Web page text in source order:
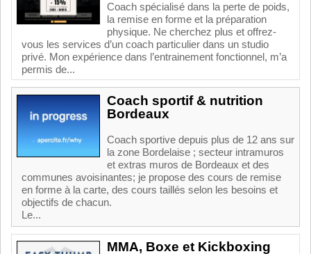
Coach spécialisé dans la perte de poids,
la remise en forme et la préparation
physique. Ne cherchez plus et offrez-
vous les services d’un coach particulier dans un studio
privé. Mon expérience dans l’entrainement fonctionnel, m’a
permis de...
Coach sportif & nutrition
Bordeaux
Coach sportive depuis plus de 12 ans sur
la zone Bordelaise ; secteur intramuros
et extras muros de Bordeaux et des
communes avoisinantes; je propose des cours de remise
en forme à la carte, des cours taillés selon les besoins et
objectifs de chacun.
Le...
MMA, Boxe et Kickboxing